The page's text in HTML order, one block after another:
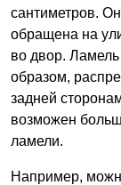
сантиметров.
обращена на
во двор.
образом,
задней
возможен
ламели.
Например,